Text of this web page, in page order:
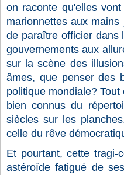
on raconte qu'elles
marionnettes aux
de paraître officier dans
gouvernements aux
sur la scène des
âmes, que penser des
politique mondiale?
bien connus du
siècles sur les
celle du rêve
Et pourtant, cette tragi-
astéroïde fatigué de